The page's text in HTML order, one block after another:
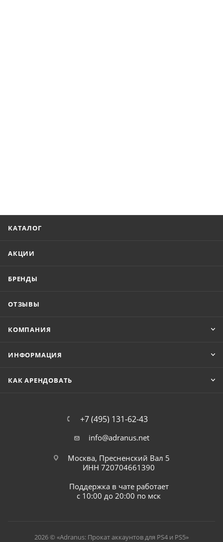
КАТАЛОГ
АКЦИИ
БРЕНДЫ
ОТЗЫВЫ
КОМПАНИЯ
ИНФОРМАЦИЯ
КАК АРЕНДОВАТЬ
+7 (495) 131-62-43
info@adranus.net
Москва, Пресненский Вал 5
ИНН 720704661390
Поддержка в чате работает
с 10:00 до 20:00 по мск
2026 © «Adranus: Прокат аккаунтов для PS4 и PS5»